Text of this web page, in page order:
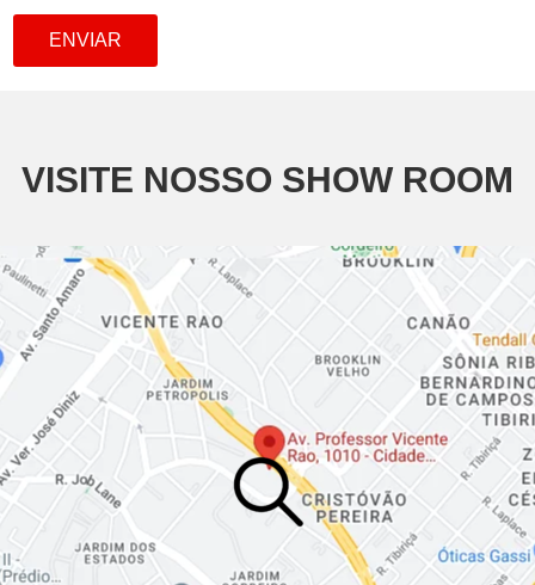
VISITE NOSSO SHOW ROOM